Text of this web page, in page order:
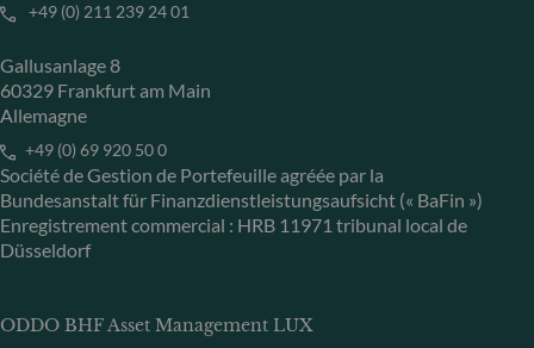
+49 (0) 211 239 24 01
Gallusanlage 8
60329 Frankfurt am Main
Allemagne
+49 (0) 69 920 50 0
Société de Gestion de Portefeuille agréée par la
Bundesanstalt für Finanzdienstleistungsaufsicht (« BaFin »)
Enregistrement commercial : HRB 11971 tribunal local de
Düsseldorf
ODDO BHF Asset Management LUX